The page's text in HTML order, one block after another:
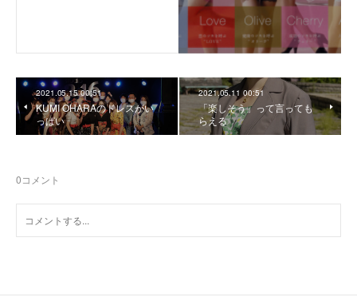
2021.05.15 00:51
KUMI OHARAのドレスがい
っぱい
2021.05.11 00:51
「楽しそう」って言っても
らえる
0コメント